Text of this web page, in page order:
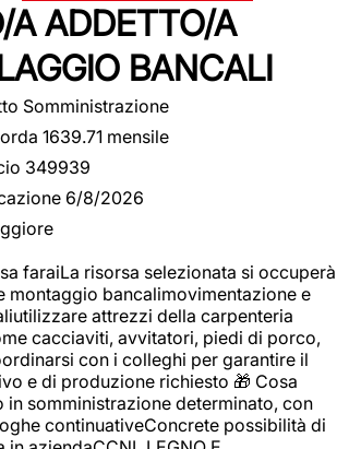
A ADDETTO/A
BANCALI
Somministrazione
1639.71 mensile
349939
6/8/2026
faraiLa risorsa selezionata si occuperà
montaggio bancalimovimentazione e
attrezzi della carpenteria
cacciaviti, avvitatori, piedi di porco,
con i colleghi per garantire il
e di produzione richiesto 🎁 Cosa
somministrazione determinato, con
continuativeConcrete possibilità di